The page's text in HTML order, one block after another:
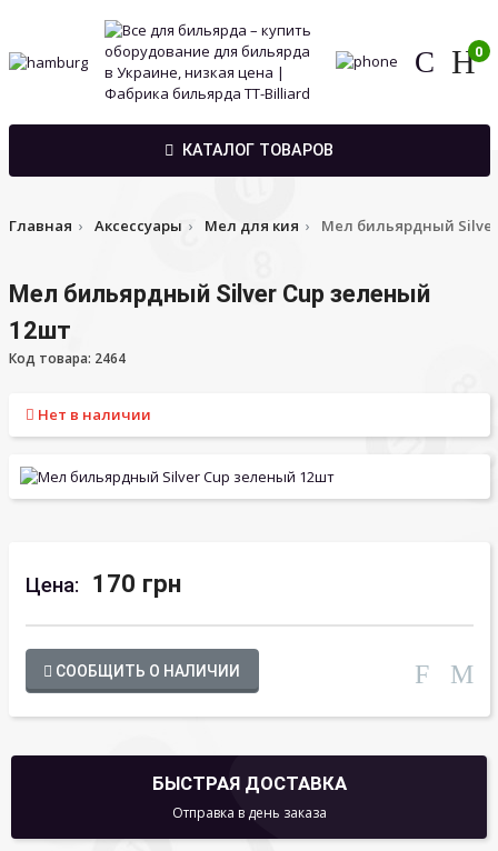
0
КАТАЛОГ ТОВАРОВ
Главная Аксессуары Мел для кия Мел бильярдный
Мел бильярдный Silver Cup зеленый
12шт
Код товара: 2464
Нет в наличии
Цена: 170 грн
СООБЩИТЬ О НАЛИЧИИ
БЫСТРАЯ ДОСТАВКА
Отправка в день заказа